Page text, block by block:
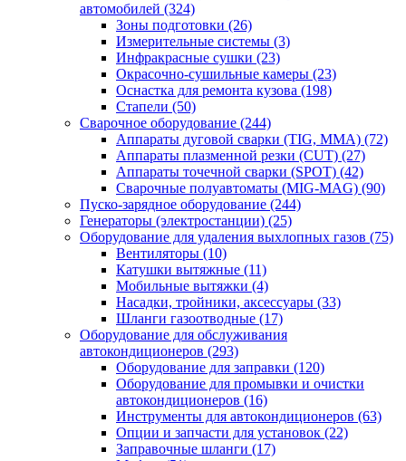
автомобилей (324)
Зоны подготовки (26)
Измерительные системы (3)
Инфракрасные сушки (23)
Окрасочно-сушильные камеры (23)
Оснастка для ремонта кузова (198)
Стапели (50)
Сварочное оборудование (244)
Аппараты дуговой сварки (TIG, MMA) (72)
Аппараты плазменной резки (CUT) (27)
Аппараты точечной сварки (SPOT) (42)
Сварочные полуавтоматы (MIG-MAG) (90)
Пуско-зарядное оборудование (244)
Генераторы (электростанции) (25)
Оборудование для удаления выхлопных газов (75)
Вентиляторы (10)
Катушки вытяжные (11)
Мобильные вытяжки (4)
Насадки, тройники, аксессуары (33)
Шланги газоотводные (17)
Оборудование для обслуживания
автокондиционеров (293)
Оборудование для заправки (120)
Оборудование для промывки и очистки
автокондиционеров (16)
Инструменты для автокондиционеров (63)
Опции и запчасти для установок (22)
Заправочные шланги (17)